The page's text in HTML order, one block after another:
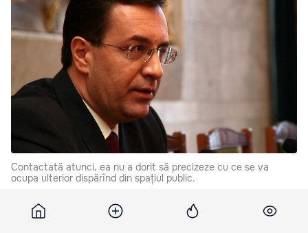
Contactată atunci, ea nu a dorit să precizeze cu ce se va
ocupa ulterior dispărînd din spațiul public.